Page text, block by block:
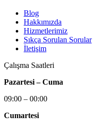
Blog
Hakkımızda
Hizmetlerimiz
Sıkça Sorulan Sorular
İletişim
Çalışma Saatleri
Pazartesi – Cuma
09:00 – 00:00
Cumartesi